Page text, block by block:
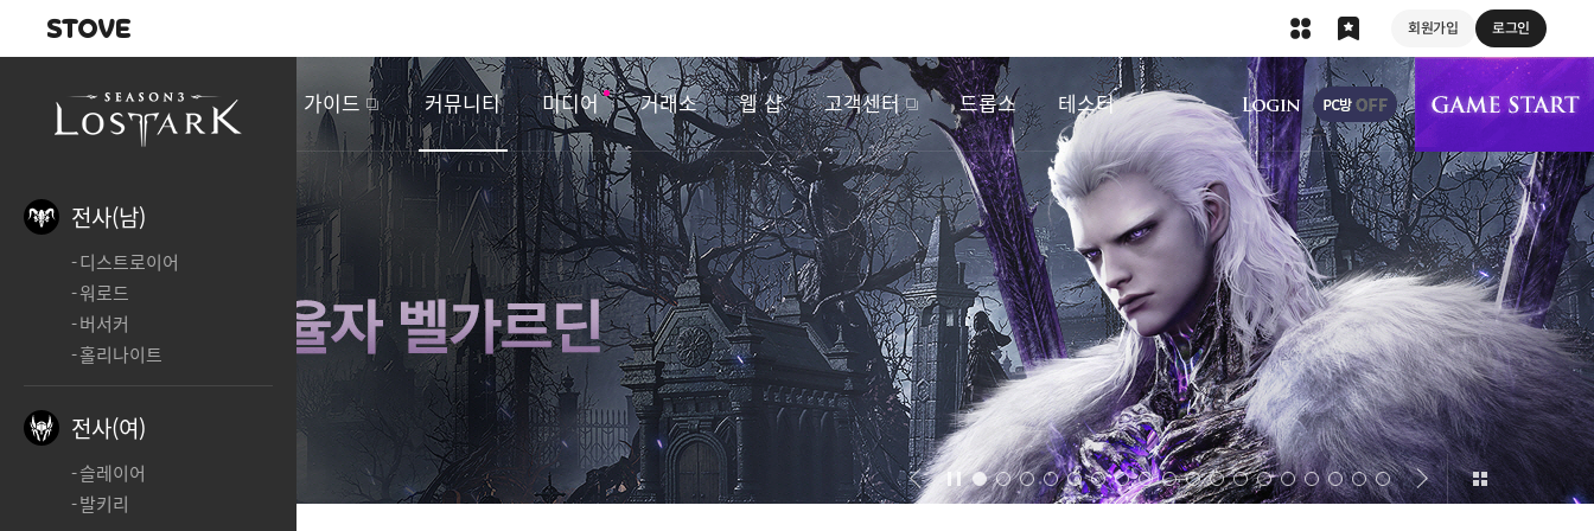
회원가입 로그인
새소식 게임정보 가이드 커뮤니티 미디어 거래소 웹 샵 고객센터 드롭스 테스터
상단 메뉴
전사(남)
디스트로이어
워로드
버서커
홀리나이트
전사(여)
슬레이어
발키리